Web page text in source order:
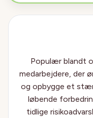
Populær blandt
medarbejdere, der
og opbygge et
løbende
tidlige